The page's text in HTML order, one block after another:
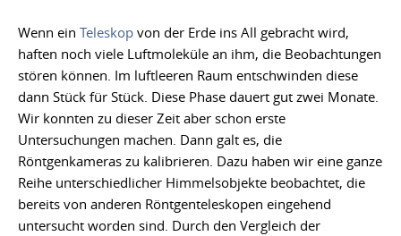
Wenn ein Teleskop von der Erde ins All gebracht wird,
haften noch viele Luftmoleküle an ihm, die Beobachtungen
stören können. Im luftleeren Raum entschwinden diese
dann Stück für Stück. Diese Phase dauert gut zwei Monate.
Wir konnten zu dieser Zeit aber schon erste
Untersuchungen machen. Dann galt es, die
Röntgenkameras zu kalibrieren. Dazu haben wir eine ganze
Reihe unterschiedlicher Himmelsobjekte beobachtet, die
bereits von anderen Röntgenteleskopen eingehend
untersucht worden sind. Durch den Vergleich der